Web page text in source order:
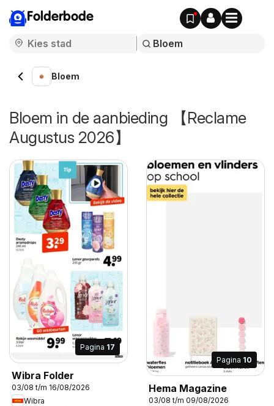
Folderbode
Bloem
Bloem in de aanbieding 【Reclame
Augustus 2026】
Pagina 17
Wibra Folder
03/08 t/m 16/08/2026
Wibra
Pagina 10
Hema Magazine
03/08 t/m 09/08/2026